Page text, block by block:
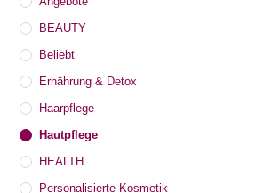
BEAUTY
Beliebt
Ernährung & Detox
Haarpflege
Hautpflege
HEALTH
Personalisierte Kosmetik